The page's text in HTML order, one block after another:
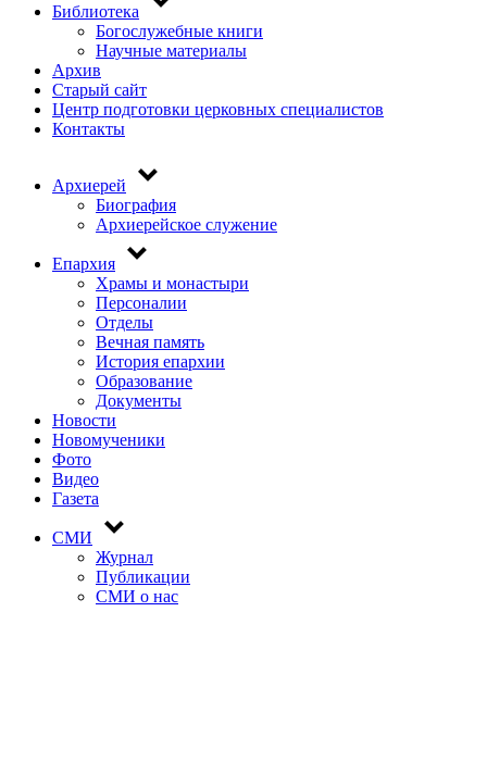
Top
Библиотека
Богослужебные книги
Научные материалы
Архив
Старый сайт
Центр подготовки церковных специалистов
Контакты
Основная
навигация
Архиерей
Биография
Архиерейское служение
Епархия
Храмы и монастыри
Персоналии
Отделы
Вечная память
История епархии
Образование
Документы
Новости
Новомученики
Фото
Видео
Газета
СМИ
Журнал
Публикации
СМИ о нас